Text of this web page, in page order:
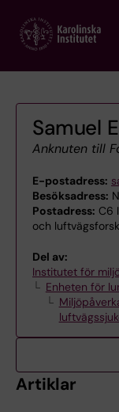
main
Samuel
Anknuten till
E-postadress:
Besöksadress:
Postadress: C6
och
Del av:
Institutet för
Enheten för
Artiklar